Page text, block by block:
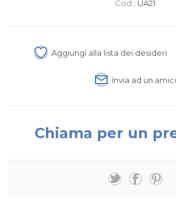
Cod.: UA21
Aggiungi alla lista dei desideri
Invia ad un
Chiama per un